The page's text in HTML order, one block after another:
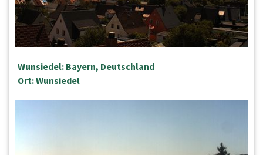
Wunsiedel: Bayern, Deutschland
Ort: Wunsiedel